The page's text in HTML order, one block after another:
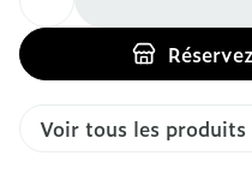
Voir tous les produits